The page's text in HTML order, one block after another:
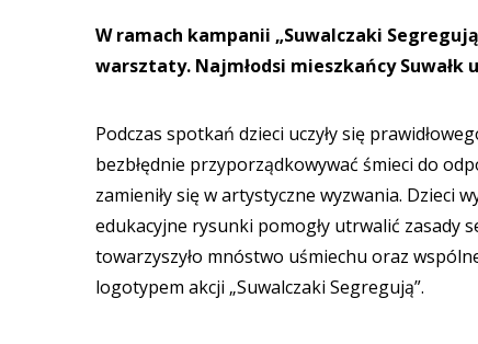
W ramach kampanii „Suwalczaki
warsztaty. Najmłodsi mieszkańcy
Podczas spotkań dzieci uczyły się
bezbłędnie przyporządkowywać śmieci do
zamieniły się w artystyczne wyzwania. Dzieci
edukacyjne rysunki pomogły utrwalić zasady
towarzyszyło mnóstwo uśmiechu oraz
logotypem akcji „Suwalczaki Segregują”.